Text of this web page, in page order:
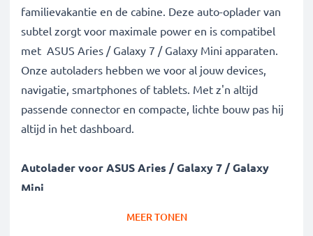
familievakantie en de cabine. Deze auto-oplader van
subtel zorgt voor maximale power en is compatibel
met ASUS Aries / Galaxy 7 / Galaxy Mini apparaten.
Onze autoladers hebben we voor al jouw devices,
navigatie, smartphones of tablets. Met z'n altijd
passende connector en compacte, lichte bouw pas hij
altijd in het dashboard.
Autolader voor ASUS Aries / Galaxy 7 / Galaxy
Mini
MEER TONEN